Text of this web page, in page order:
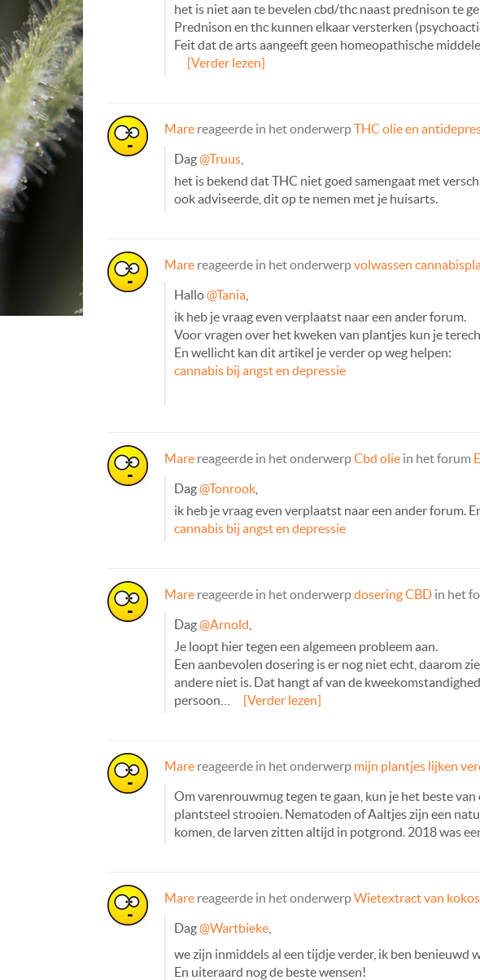
het is niet aan te bevelen cbd/thc naast prednison te
Prednison en thc kunnen elkaar versterken
Feit dat de arts aangeeft geen homeopathische
[Verder lezen]
Mare reageerde in het onderwerpTHC olie en
Dag@Truus
het is bekend dat THC niet goed samengaat met
ook adviseerde, dit op te nemen met je huisarts.
Mare reageerde in het onderwerpvolwassen
Hallo@Tania
ik heb je vraag even verplaatst naar een ander forum.
Voor vragen over het kweken van plantjes kun je
En wellicht kan dit artikel je verder op weg helpen:
cannabis bij angst en depressie
Mare reageerde in het onderwerpCbd olie in het forum
Dag@Tonrook
ik heb je vraag even verplaatst naar een ander forum.
cannabis bij angst en depressie
Mare reageerde in het onderwerpdosering CBD in het
Dag@Arnold
Je loopt hier tegen een algemeen probleem aan.
Een aanbevolen dosering is er nog niet echt, daarom
andere niet is. Dat hangt af van de
persoon…
[Verder lezen]
Mare reageerde in het onderwerp mijn plantjes lijken
Om varenrouwmug tegen te gaan, kun je het beste
plantsteel strooien. Nematoden of Aaltjes zijn een
komen, de larven zitten altijd in potgrond. 2018 was
Mare reageerde in het onderwerpWietextract van
Dag@Wartbieke
we zijn inmiddels al een tijdje verder, ik ben benieuwd
En uiteraard nog de beste wensen!